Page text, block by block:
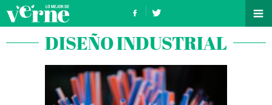
DISEÑO INDUSTRIAL